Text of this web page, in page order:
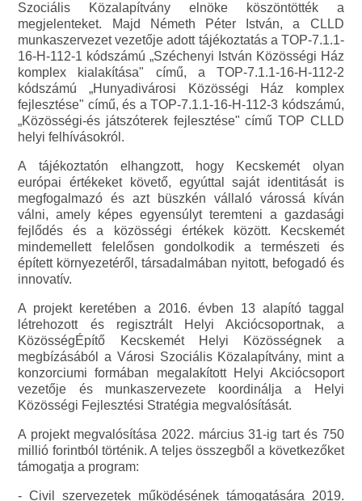
Szociális Közalapítvány elnöke köszöntötték a
megjelenteket. Majd Németh Péter István, a CLLD
munkaszervezet vezetője adott tájékoztatás a TOP-7.1.1-
16-H-112-1 kódszámú „Széchenyi István Közösségi Ház
komplex kialakítása" című, a TOP-7.1.1-16-H-112-2
kódszámú „Hunyadivárosi Közösségi Ház komplex
fejlesztése" című, és a TOP-7.1.1-16-H-112-3 kódszámú,
„Közösségi-és játszóterek fejlesztése" című TOP CLLD
helyi felhívásokról.
A tájékoztatón elhangzott, hogy Kecskemét olyan
európai értékeket követő, egyúttal saját identitását is
megfogalmazó és azt büszkén vállaló várossá kíván
válni, amely képes egyensúlyt teremteni a gazdasági
fejlődés és a közösségi értékek között. Kecskemét
mindemellett felelősen gondolkodik a természeti és
épített környezetéről, társadalmában nyitott, befogadó és
innovatív.
A projekt keretében a 2016. évben 13 alapító taggal
létrehozott és regisztrált Helyi Akciócsoportnak, a
KözösségÉpítő Kecskemét Helyi Közösségnek a
megbízásából a Városi Szociális Közalapítvány, mint a
konzorciumi formában megalakított Helyi Akciócsoport
vezetője és munkaszervezete koordinálja a Helyi
Közösségi Fejlesztési Stratégia megvalósítását.
A projekt megvalósítása 2022. március 31-ig tart és 750
millió forintból történik. A teljes összegből a következőket
támogatja a program:
- Civil szervezetek működésének támogatására 2019.